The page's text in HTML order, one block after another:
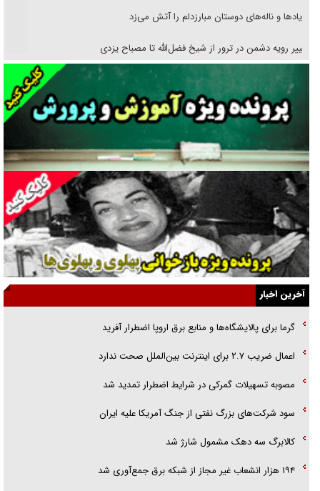
فریاد‌ها و ناله‌های دوستان مبارزدلم را آتش می‌زد
تغییر رویه دشمن در ترور از شیخ فضل‌الله تا مصباح یزدی
خرید قسطی اولش خنده و آخرش گریه است!
فوتبال و آن «بالا»!
راهبرد غافلگیری با نسل جدید پهپاد‌ها
جنجال پزشکان تقلبی در صنعت زیبایی
یهودی‌ها در ادبیات داستانی اروپا؛ از شکسپیر تا دیکنز
گفت‌وگو با خواهر یکی از شهدای جنگ رمضان/ خواهرم فرمانده جهادی و
اهل خدمت بی‌منت بود
جزئیات شکنجه‌هایم فراتر از آن است که در بیان بگنجد!
گزارش «جوان» از قوانین سخت‌گیرانه ۶ قاره در برابر یورش به پاسگاه‌های
آخرین اخبار
گرما برای پالایشگاه‌ها و منابع برق اروپا اضطرار آفرید
اعمال ضریب ۲.۷ برای اینترنت بین‌الملل صحت ندارد
مصوبه تسهیلات گمرکی در شرایط اضطرار تمدید شد
سود شرکت‌های بزرگ نفتی از جنگ آمریکا علیه ایران
کالابرگ سه دهک مشمول شارژ شد
۱۹۴ هزار انشعاب غیر مجاز از شبکه برق جمع‌آوری شد